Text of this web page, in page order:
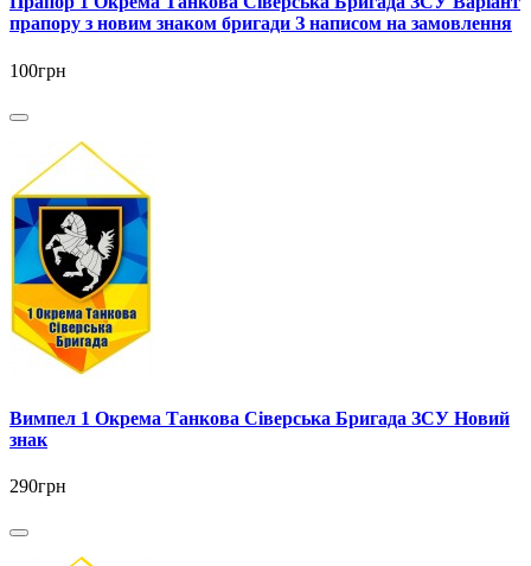
прапору з новим знаком бригади З написом на замовлення
100грн
Вимпел 1 Окрема Танкова Сіверська Бригада ЗСУ Новий
знак
290грн